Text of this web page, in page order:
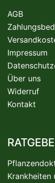
AGB
Impressum
Über uns
Widerruf
Kontakt
Krankheiten